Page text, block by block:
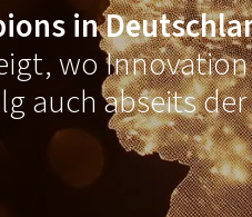
in
wo
auch abseits